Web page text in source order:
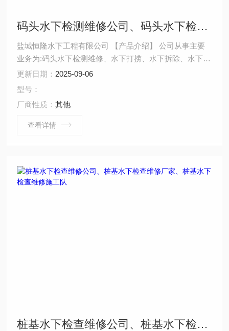
码头水下检测维修公司、码头水下检测维修厂家、码头水下检测维修施工队
盐城恒隆水下工程有限公司 【产品介绍】 公司从事主要
业务为:码头水下检测维修、水下打捞、水下拆除、水下安
装、水下堵漏、水下焊接、水下切割、水下摄像、水下探
摸、沉井施工、水下维修、水下检测、水下封堵、水下钻
更新日期： 2025-09-06
型号：
厂商性质：其他
查看详情
桩基水下检查维修公司、桩基水下检查维修厂家、桩基水下检查维修施工队